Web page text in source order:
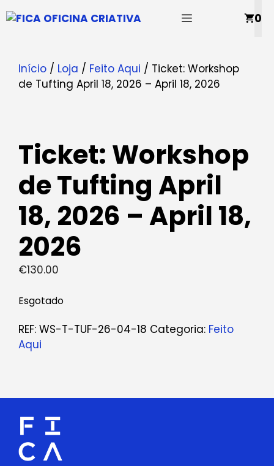
para
MENU 0
Início / Loja / Feito Aqui / Ticket: Workshop
de Tufting April 18, 2026 – April 18, 2026
Ticket: Workshop
de Tufting April
18, 2026 – April 18,
2026
€130.00
Esgotado
REF: WS-T-TUF-26-04-18 Categoria: Feito
Aqui